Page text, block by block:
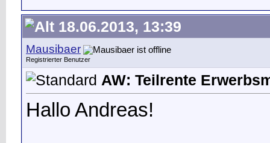
18.06.2013, 13:39
Mausibaer
Registrierter Benutzer
AW: Teilrente
Hallo Andreas!